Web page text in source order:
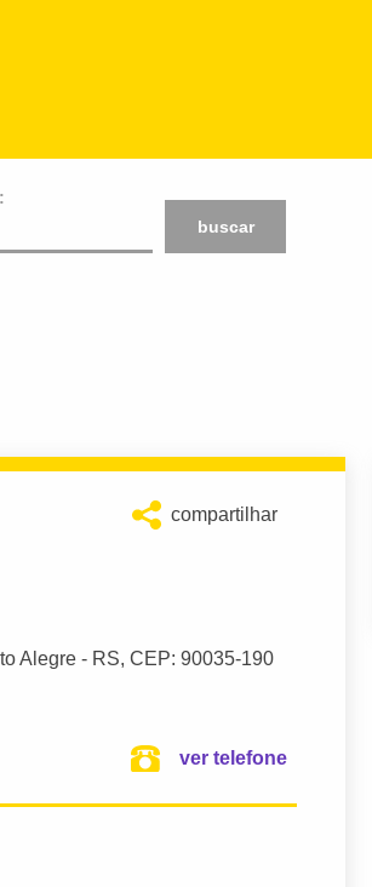
buscar
compartilhar
Alegre - RS, CEP: 90035-190
ver telefone